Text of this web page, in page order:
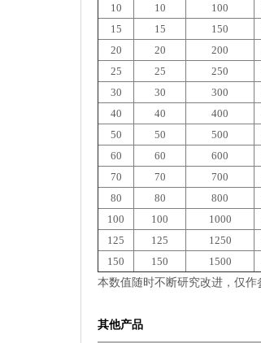
10
10 100
15
15 150
20
20 200
25
25 250
30
30 300
40
40 400
50
50 500
60
60 600
70
70 700
80
80 800
100
100 1000
125
125 1250
150
150 1500
本数值随时不断研究改进，仅作
其他产品